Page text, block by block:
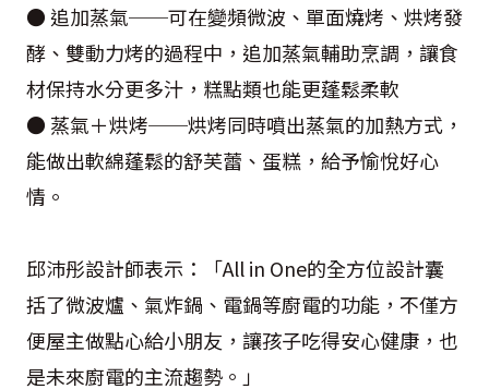
● 追加蒸氣──可在變頻微波、單面燒烤、烘烤發
酵、雙動力烤的過程中，追加蒸氣輔助烹調，讓食
材保持水分更多汁，糕點類也能更蓬鬆柔軟
● 蒸氣＋烘烤──烘烤同時噴出蒸氣的加熱方式，
能做出軟綿蓬鬆的舒芙蕾、蛋糕，給予愉悅好心
情。
邱沛彤設計師表示：「All in One的全方位設計囊
括了微波爐、氣炸鍋、電鍋等廚電的功能，不僅方
便屋主做點心給小朋友，讓孩子吃得安心健康，也
是未來廚電的主流趨勢。」